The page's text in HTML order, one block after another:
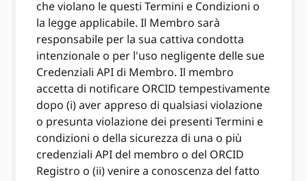
che violano le questi Termini e Condizioni o
la legge applicabile. Il Membro sarà
responsabile per la sua cattiva condotta
intenzionale o per l'uso negligente delle sue
Credenziali API di Membro. Il membro
accetta di notificare ORCID tempestivamente
dopo (i) aver appreso di qualsiasi violazione
o presunta violazione dei presenti Termini e
condizioni o della sicurezza di una o più
credenziali API del membro o del ORCID
Registro o (ii) venire a conoscenza del fatto